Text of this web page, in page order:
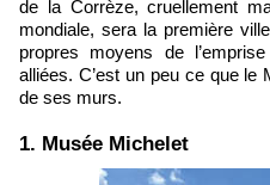
de la Corrèze, cruellement
mondiale, sera la première
propres moyens de
alliées. C’est un peu ce que
de ses murs.
1. Musée Michelet